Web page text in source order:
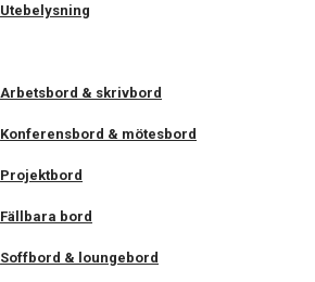
Utebelysning
Arbetsbord & skrivbord
Konferensbord & mötesbord
Projektbord
Fällbara bord
Soffbord & loungebord